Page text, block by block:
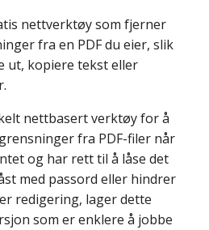
nettverktøy som fjerner
fra en PDF du eier, slik
ut, kopiere tekst eller
nettbasert verktøy for å
fra PDF-filer når
og har rett til å låse det
med passord eller hindrer
redigering, lager dette
som er enklere å jobbe